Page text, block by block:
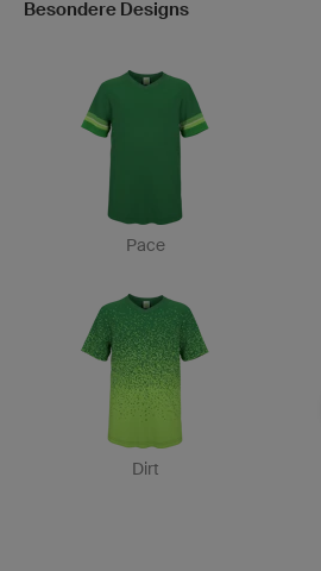
Besondere Designs
Pace
Dirt